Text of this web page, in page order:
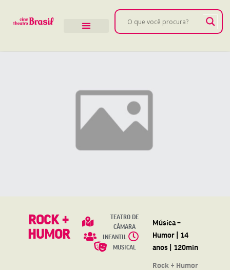
ROCK +
HUMOR
TEATRO DE
CÂMARA
INFANTIL
MUSICAL
Música –
Humor | 14
anos | 120min
Rock + Humor